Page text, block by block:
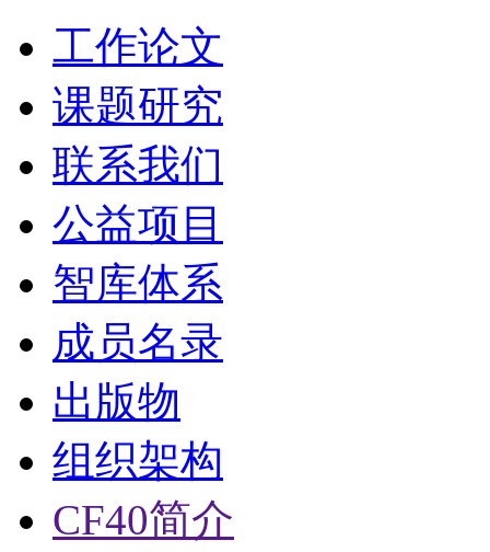
工作论文
课题研究
联系我们
公益项目
智库体系
成员名录
出版物
组织架构
CF40简介